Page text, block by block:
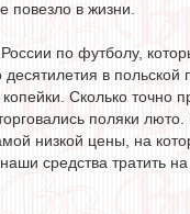
повезло в жизни.
по футболу,
в
Сколько точно
поляки люто.
низкой цены, на
средства